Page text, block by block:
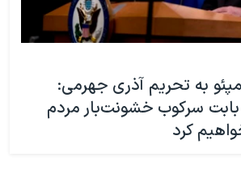
به تحریم آذری جهرمی:
بابت سرکوب خشونت‌بار مردم
کرد